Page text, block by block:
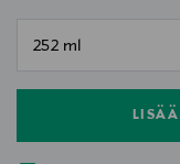
null